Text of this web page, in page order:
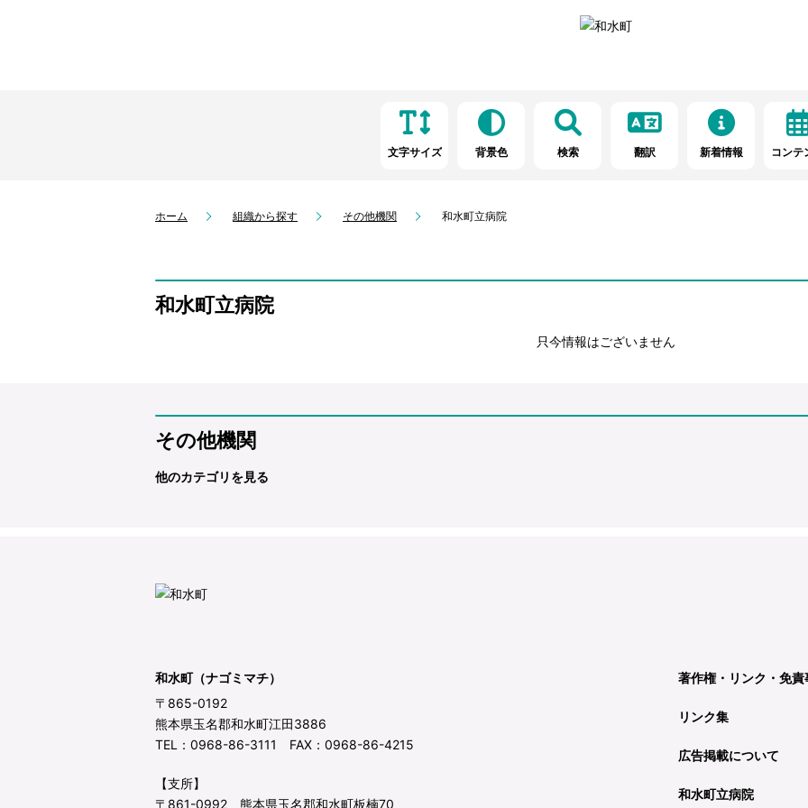
文字サイズ 背景色 検索 翻訳 新着情報 コンテ
ホーム 組織から探す その他機関 和水町立病院
和水町立病院
只今情報はございません
その他機関
他のカテゴリを見る
和水町（ナゴミマチ）
〒865-0192
熊本県玉名郡和水町江田3886
TEL：0968-86-3111 FAX：0968-86-4215
【支所】
〒861-0992 熊本県玉名郡和水町板楠70
著作権・リンク・免責
リンク集
広告掲載について
和水町立病院